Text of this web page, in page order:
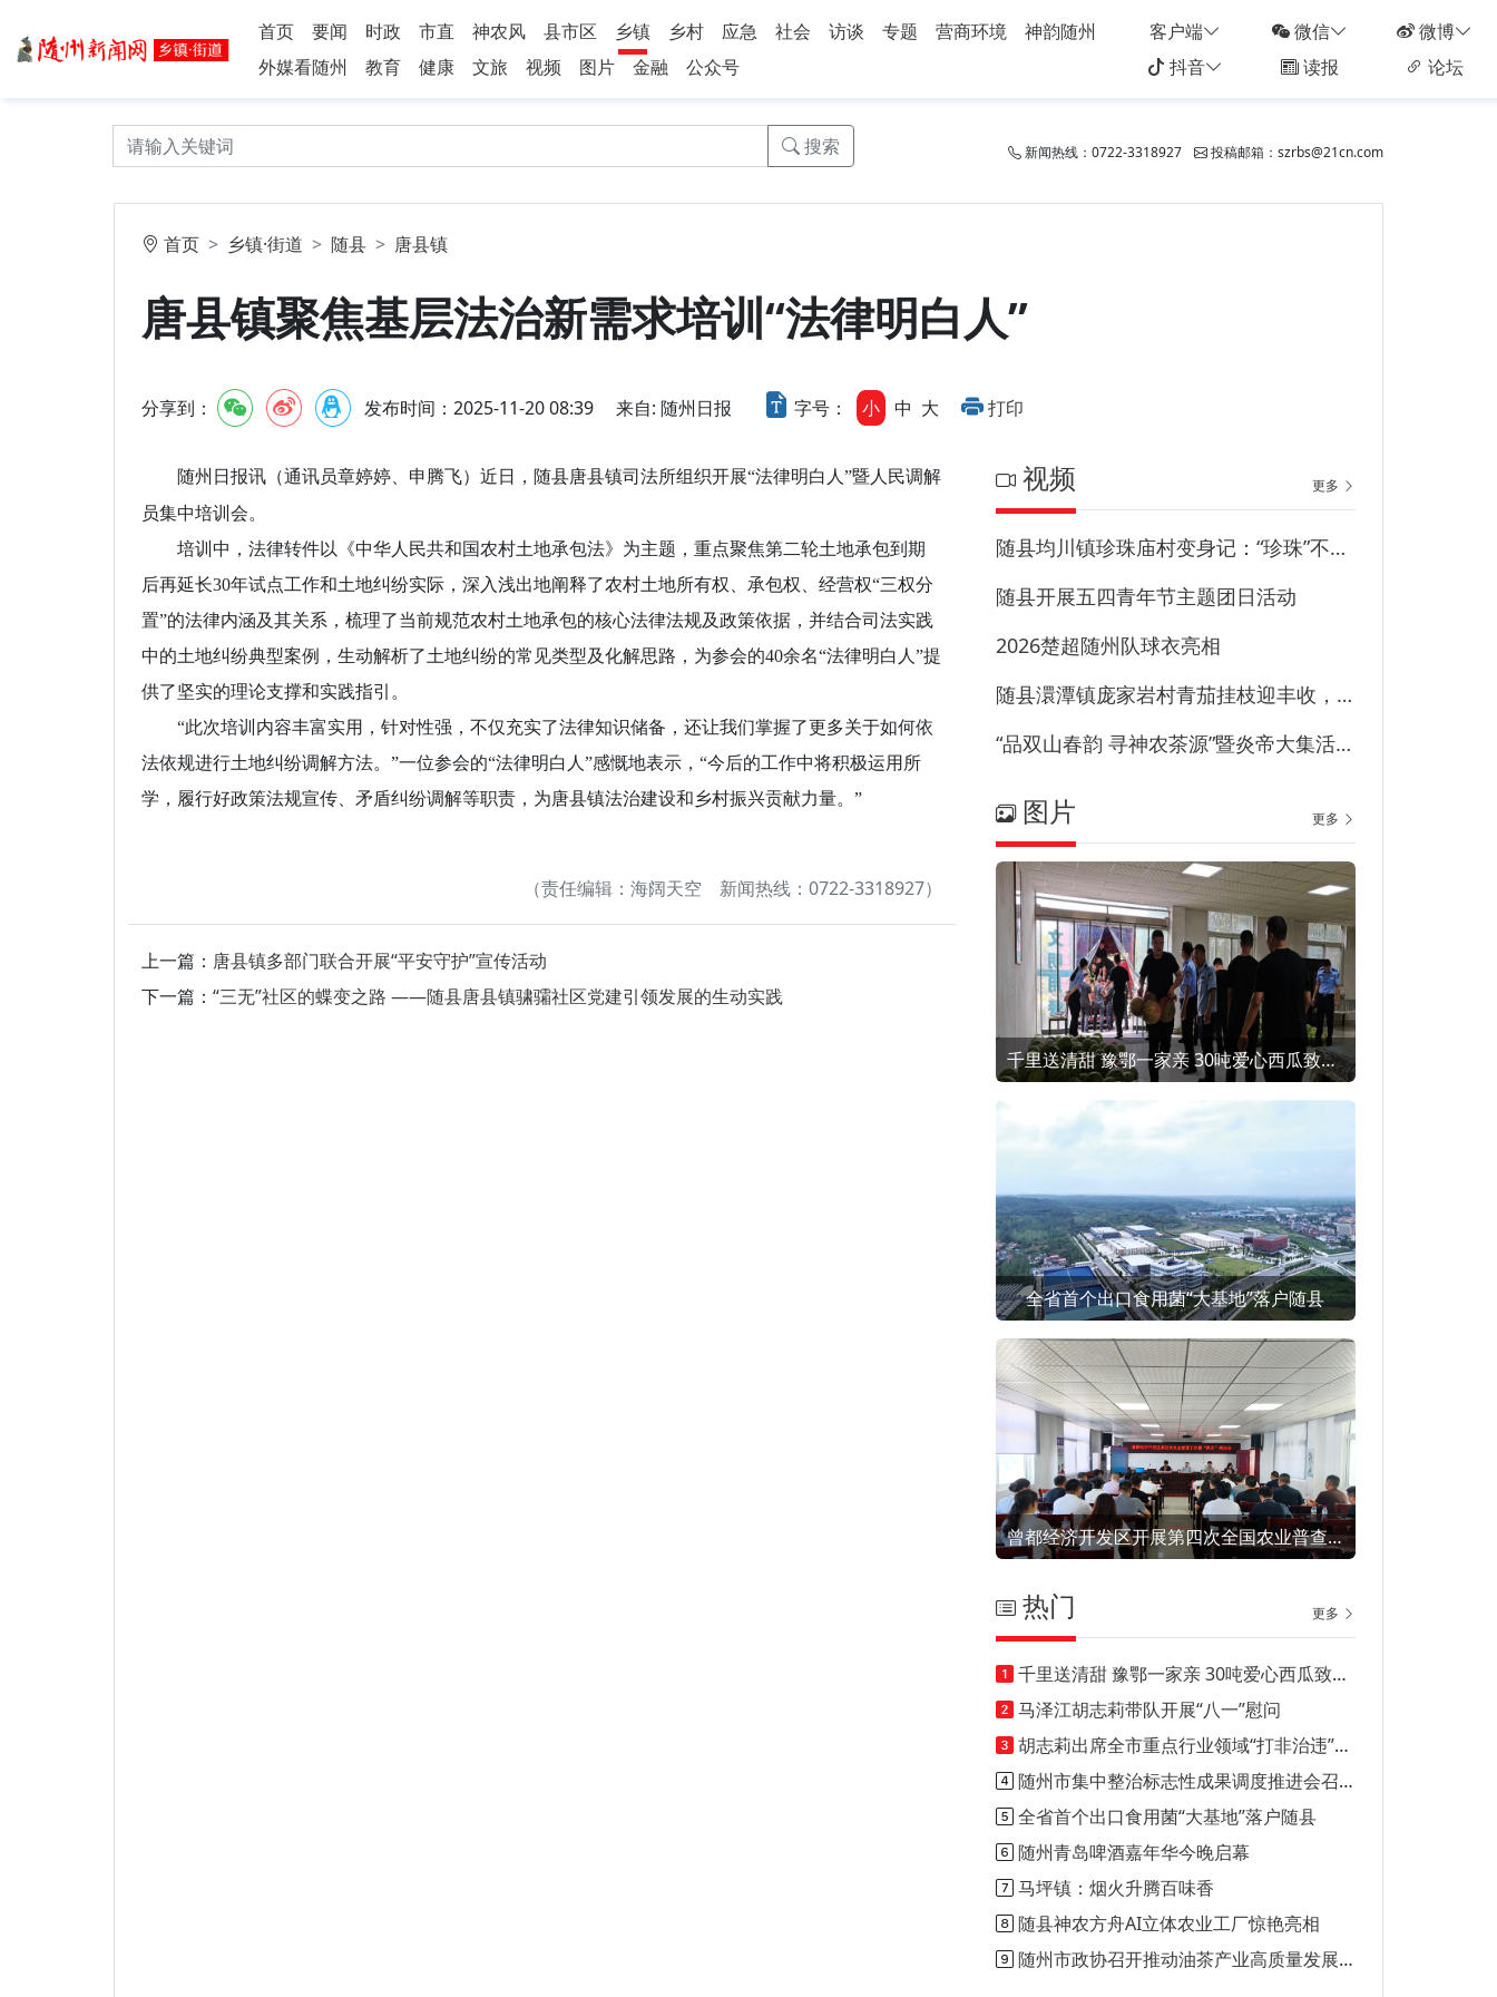
首页 要闻 时政 市直 神农风 县市区 乡镇 乡村 应急 社会 访谈 专题 营商环境
神韵随州
外媒看随州
教育 健康 文旅 视频 图片 金融 公众号
客户端 微信
微博
抖音
读报 论坛
搜索 新闻热线：0722-3318927 投稿邮箱：szrbs@21cn.com
首页 乡镇·街道 随县 唐县镇
唐县镇聚焦基层法治新需求培训“法律明白人”
分享到： 发布时间：2025-11-20 08:39 来自: 随州日报 字号： 小 中 大 打印
随州日报讯（通讯员章婷婷、申腾飞）近日，随县唐县镇司法所组织开展“法律明白人”暨人民调解
员集中培训会。
培训中，法律转件以《中华人民共和国农村土地承包法》为主题，重点聚焦第二轮土地承包到期
后再延长30年试点工作和土地纠纷实际，深入浅出地阐释了农村土地所有权、承包权、经营权“三权分
置”的法律内涵及其关系，梳理了当前规范农村土地承包的核心法律法规及政策依据，并结合司法实践
中的土地纠纷典型案例，生动解析了土地纠纷的常见类型及化解思路，为参会的40余名“法律明白人”提
供了坚实的理论支撑和实践指引。
“此次培训内容丰富实用，针对性强，不仅充实了法律知识储备，还让我们掌握了更多关于如何依
法依规进行土地纠纷调解方法。”一位参会的“法律明白人”感慨地表示，“今后的工作中将积极运用所
学，履行好政策法规宣传、矛盾纠纷调解等职责，为唐县镇法治建设和乡村振兴贡献力量。”
（责任编辑：海阔天空 新闻热线：0722-3318927）
上一篇： 唐县镇多部门联合开展“平安守护”宣传活动
下一篇： “三无”社区的蝶变之路 ——随县唐县镇骕骦社区党建引领发展的生动实践
视频 更多
随县均川镇珍珠庙村变身记：“珍珠”不藏尘“甜园”甜到心
随县开展五四青年节主题团日活动
2026楚超随州队球衣亮相
随县澴潭镇庞家岩村青茄挂枝迎丰收，特色产业兴乡村！
“品双山春韵 寻神农茶源”暨炎帝大集活动在草甸子街历史文化街区启幕
图片 更多
千里送清甜 豫鄂一家亲 30吨爱心西瓜致敬随县酷暑一线
全省首个出口食用菌“大基地”落户随县
曾都经济开发区开展第四次全国农业普查专题培训
热门 更多
千里送清甜 豫鄂一家亲 30吨爱心西瓜致敬随县酷暑一线
马泽江胡志莉带队开展“八一”慰问
胡志莉出席全市重点行业领域“打非治违”工作推进会
随州市集中整治标志性成果调度推进会召开
全省首个出口食用菌“大基地”落户随县
随州青岛啤酒嘉年华今晚启幕
马坪镇：烟火升腾百味香
随县神农方舟AI立体农业工厂惊艳亮相
随州市政协召开推动油茶产业高质量发展专题协商会